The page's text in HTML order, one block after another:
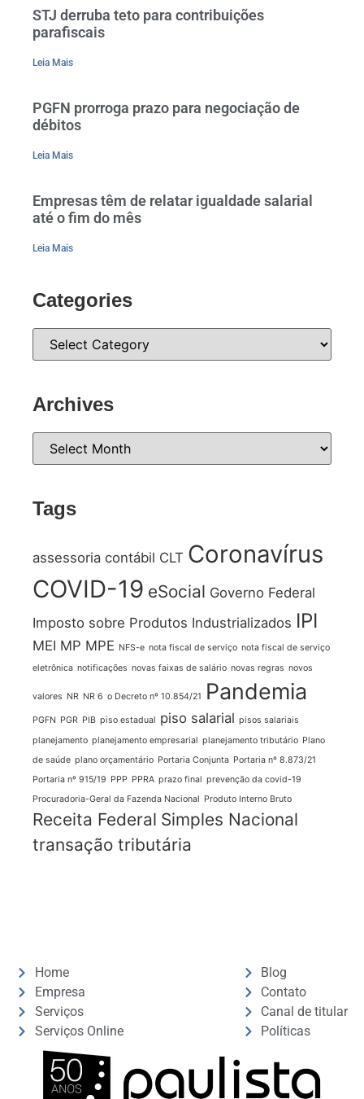
STJ derruba teto para contribuições
parafiscais
Leia Mais
PGFN prorroga prazo para negociação de
débitos
Leia Mais
Empresas têm de relatar igualdade salarial
até o fim do mês
Leia Mais
Categories
Archives
Tags
assessoria contábil CLT Coronavírus
COVID-19 eSocial Governo Federal
Imposto sobre Produtos Industrializados IPI
MEI MP MPE NFS-e nota fiscal de serviço nota fiscal de serviço
eletrônica notificações novas faixas de salário novas regras novos
valores NR NR 6 o Decreto nº 10.854/21 Pandemia
PGFN PGR PIB piso estadual piso salarial pisos salariais
planejamento planejamento empresarial planejamento tributário Plano
de saúde plano orçamentário Portaria Conjunta Portaria nº 8.873/21
Portaria nº 915/19 PPP PPRA prazo final prevenção da covid-19
Procuradoria-Geral da Fazenda Nacional Produto Interno Bruto
Receita Federal Simples Nacional
transação tributária
Home
Empresa
Serviços
Serviços Online
Blog
Contato
Canal de titular
Políticas